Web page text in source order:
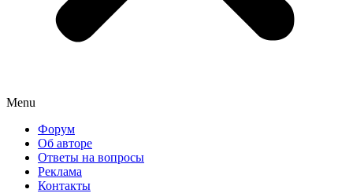
Menu
Форум
Об авторе
Ответы на вопросы
Реклама
Контакты